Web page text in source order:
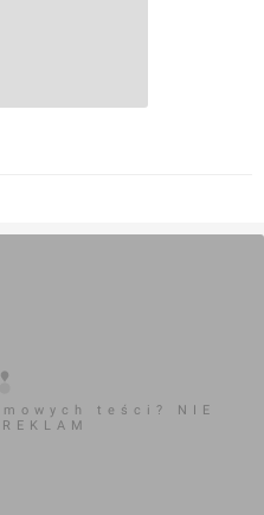
teści? NIE